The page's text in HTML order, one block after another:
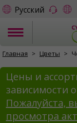
Русский
Главная Цветы
Цены и
зависимости
Пожалуйста,
просмотра